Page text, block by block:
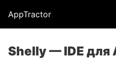
AppTractor
Shelly — IDE для